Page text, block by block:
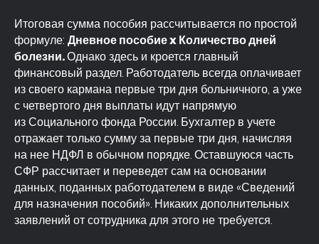
Итоговая сумма пособия рассчитывается по простой
формуле: Дневное пособие x Количество дней
болезни.Однако здесь и кроется главный
финансовый раздел. Работодатель всегда оплачивает
из своего кармана первые три дня больничного, а уже
с четвертого дня выплаты идут напрямую
из Социального фонда России. Бухгалтер в учете
отражает только сумму за первые три дня, начисляя
на нее НДФЛ в обычном порядке. Оставшуюся часть
СФР рассчитает и переведет сам на основании
данных, поданных работодателем в виде «Сведений
для назначения пособий». Никаких дополнительных
заявлений от сотрудника для этого не требуется.